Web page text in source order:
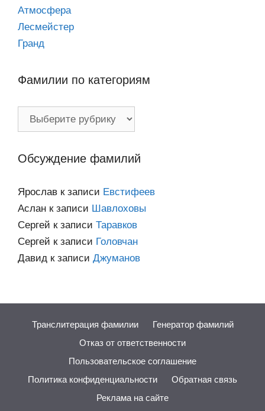
Атмосфера
Лесмейстер
Гранд
Фамилии по категориям
Фамилии
Обсуждение фамилий
Ярослав к записи Евстифеев
Аслан к записи Шавлоховы
Сергей к записи Таравков
Сергей к записи Головчан
Давид к записи Джуманов
Транслитерация фамилии
Генератор фамилий
Отказ от ответственности
Пользовательское соглашение
Политика конфиденциальности
Обратная связь
Реклама на сайте